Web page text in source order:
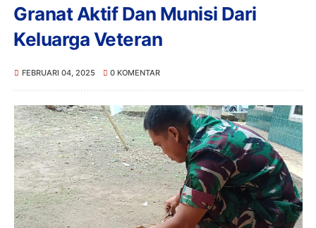
Granat Aktif Dan Munisi Dari
Keluarga Veteran
FEBRUARI 04, 2025 0 KOMENTAR